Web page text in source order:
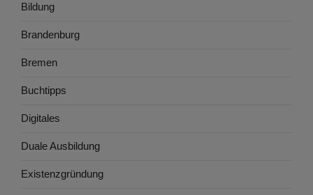
Bildung
Brandenburg
Bremen
Buchtipps
Digitales
Duale Ausbildung
Existenzgründung